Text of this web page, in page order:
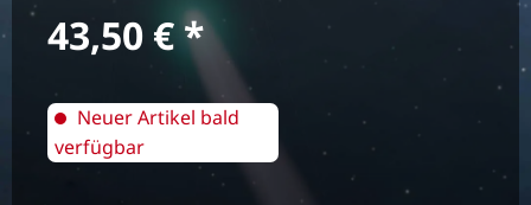
Regulärer Preis:
43,50 €
Neuer Artikel bald
verfügbar